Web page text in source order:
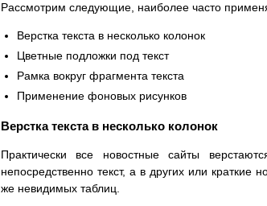
Рассмотрим следующие, наиболее часто
Верстка текста в несколько колонок
Цветные подложки под текст
Рамка вокруг фрагмента текста
Применение фоновых рисунков
Верстка текста в несколько колонок
Практически все новостные сайты
непосредственно текст, а в других или краткие
же невидимых таблиц.